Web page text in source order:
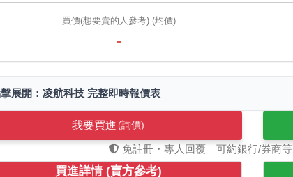
買價(想要賣的人參考) (均價)
-
展開：凌航科技 完整即時報價表
我要買進 (詢價)
免註冊・專人回覆｜可約銀行/券商
買進詳情 (賣方參考)